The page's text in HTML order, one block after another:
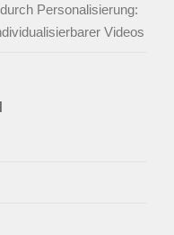
Personalisierung:
Videos